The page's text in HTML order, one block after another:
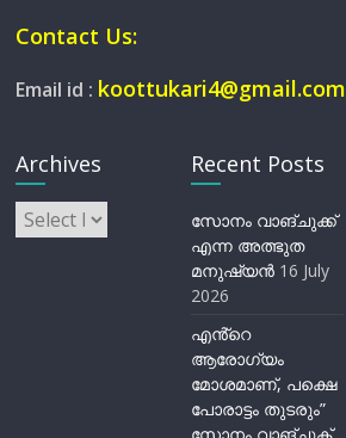
Contact Us:
Email id : koottukari4@gmail.com
Archives
Archives
Recent Posts
സോനം വാങ്ചുക്ക്
എന്ന അത്ഭുത
മനുഷ്യന്‍ 16 July
2026
എൻ്റെ
ആരോഗ്യം
മോശമാണ്, പക്ഷെ
പോരാട്ടം തുടരും”